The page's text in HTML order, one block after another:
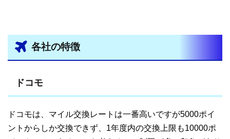
各社の特徴
ドコモ
ドコモは、マイル交換レートは一番高いですが5000ポイ
ントからしか交換できず、1年度内の交換上限も10000ポ